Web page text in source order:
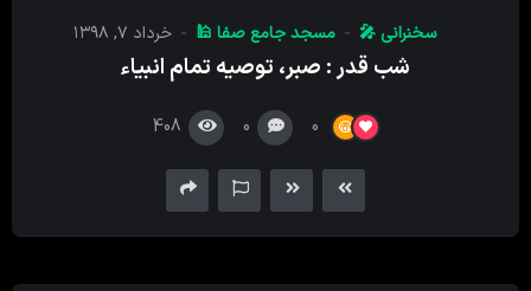
سخنرانی 🎤 مسجد جامع صفا 🕌 خرداد ۷, ۱۳۹۸
شب قدر : صبر، توصیه تمام انبیاء
0
0
408